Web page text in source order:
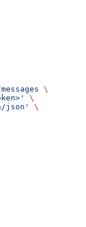
\
\
json'
\